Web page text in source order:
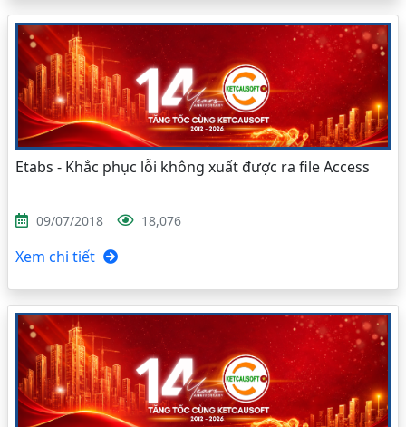
Etabs - Khắc phục lỗi không xuất được ra file Access
09/07/2018 18,076
Xem chi tiết